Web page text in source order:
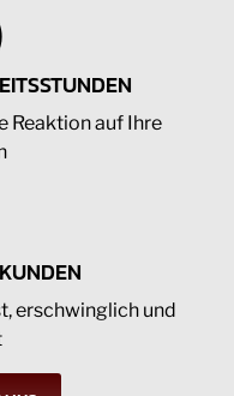
Reaktion auf Ihre
erschwinglich und